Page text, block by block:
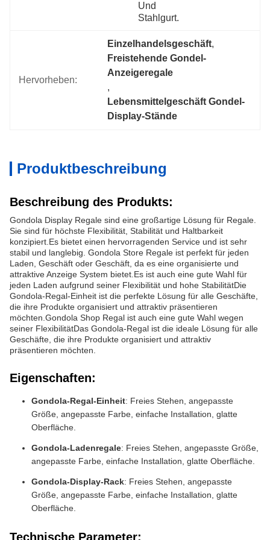
Und
Stahlgurt.
Hervorheben:
Einzelhandelsgeschäft,
Freistehende Gondel-
Anzeigeregale
,
Lebensmittelgeschäft Gondel-
Display-Stände
Produktbeschreibung
Beschreibung des Produkts:
Gondola Display Regale sind eine großartige Lösung für Regale.
Sie sind für höchste Flexibilität, Stabilität und Haltbarkeit
konzipiert.Es bietet einen hervorragenden Service und ist sehr
stabil und langlebig. Gondola Store Regale ist perfekt für jeden
Laden, Geschäft oder Geschäft, da es eine organisierte und
attraktive Anzeige System bietet.Es ist auch eine gute Wahl für
jeden Laden aufgrund seiner Flexibilität und hohe StabilitätDie
Gondola-Regal-Einheit ist die perfekte Lösung für alle Geschäfte,
die ihre Produkte organisiert und attraktiv präsentieren
möchten.Gondola Shop Regal ist auch eine gute Wahl wegen
seiner FlexibilitätDas Gondola-Regal ist die ideale Lösung für alle
Geschäfte, die ihre Produkte organisiert und attraktiv
präsentieren möchten.
Eigenschaften:
Gondola-Regal-Einheit: Freies Stehen, angepasste
Größe, angepasste Farbe, einfache Installation, glatte
Oberfläche.
Gondola-Ladenregale: Freies Stehen, angepasste Größe,
angepasste Farbe, einfache Installation, glatte Oberfläche.
Gondola-Display-Rack: Freies Stehen, angepasste
Größe, angepasste Farbe, einfache Installation, glatte
Oberfläche.
Technische Parameter: